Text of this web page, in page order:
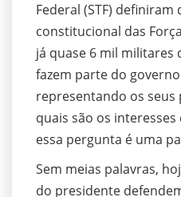
Federal (STF) definiram
constitucional das
já quase 6 mil militares
fazem parte do
representando os seus
quais são os
essa pergunta é uma
Sem meias palavras,
do presidente